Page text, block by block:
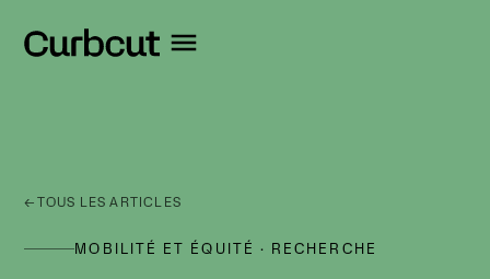
← TOUS LES ARTICLES
MOBILITÉ ET ÉQUITÉ · RECHERCHE